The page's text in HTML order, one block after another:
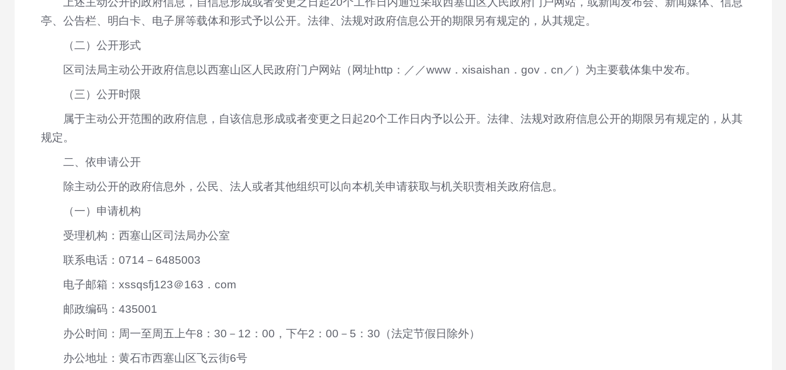
亭、公告栏、明白卡、电子屏等载体和形式予以公开。法律、法规对政府信息公开的期限另有规定的，从其规定。
（二）公开形式
区司法局主动公开政府信息以西塞山区人民政府门户网站（网址http：／／www．xisaishan．gov．cn／）为主要载体集中发布。
（三）公开时限
属于主动公开范围的政府信息，自该信息形成或者变更之日起20个工作日内予以公开。法律、法规对政府信息公开的期限另有规定的，从其
规定。
二、依申请公开
除主动公开的政府信息外，公民、法人或者其他组织可以向本机关申请获取与机关职责相关政府信息。
（一）申请机构
受理机构：西塞山区司法局办公室
联系电话：0714－6485003
电子邮箱：xssqsfj123＠163．com
邮政编码：435001
办公时间：周一至周五上午8：30－12：00，下午2：00－5：30（法定节假日除外）
办公地址：黄石市西塞山区飞云街6号